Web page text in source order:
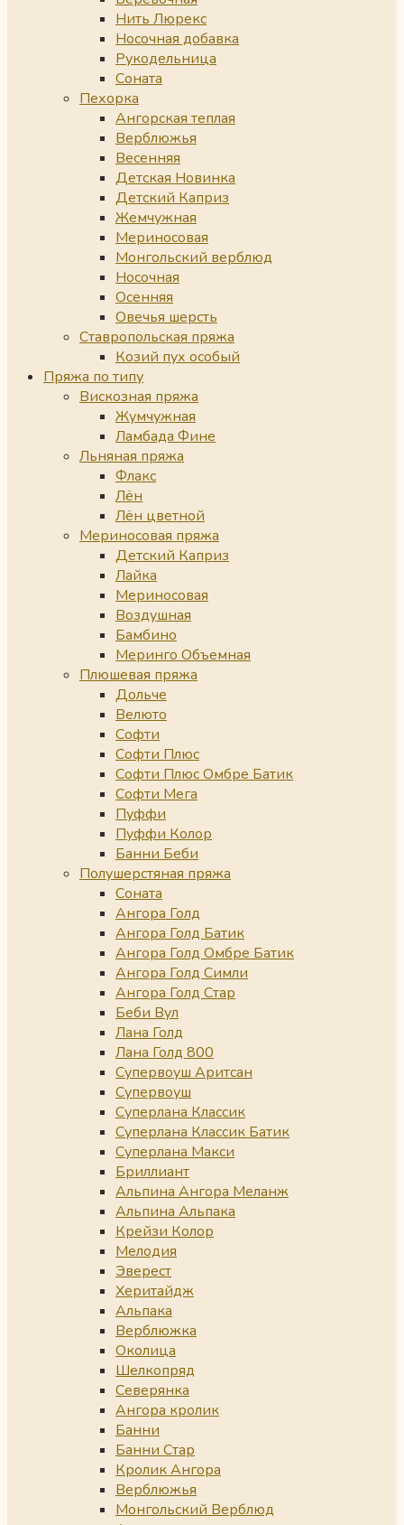
Нить Люрекс
Носочная добавка
Рукодельница
Соната
Пехорка
Ангорская теплая
Верблюжья
Весенняя
Детская Новинка
Детский Каприз
Жемчужная
Мериносовая
Монгольский верблюд
Носочная
Осенняя
Овечья шерсть
Ставропольская пряжа
Козий пух особый
Пряжа по типу
Вискозная пряжа
Жумчужная
Ламбада Фине
Льняная пряжа
Флакс
Лён
Лён цветной
Мериносовая пряжа
Детский Каприз
Лайка
Мериносовая
Воздушная
Бамбино
Меринго Объемная
Плюшевая пряжа
Дольче
Велюто
Софти
Софти Плюс
Софти Плюс Омбре Батик
Софти Мега
Пуффи
Пуффи Колор
Банни Беби
Полушерстяная пряжа
Соната
Ангора Голд
Ангора Голд Батик
Ангора Голд Омбре Батик
Ангора Голд Симли
Ангора Голд Стар
Беби Вул
Лана Голд
Лана Голд 800
Супервоуш Аритсан
Супервоуш
Суперлана Классик
Суперлана Классик Батик
Суперлана Макси
Бриллиант
Альпина Ангора Меланж
Альпина Альпака
Крейзи Колор
Мелодия
Эверест
Херитайдж
Альпака
Верблюжка
Околица
Шелкопряд
Северянка
Ангора кролик
Банни
Банни Стар
Кролик Ангора
Верблюжья
Монгольский Верблюд